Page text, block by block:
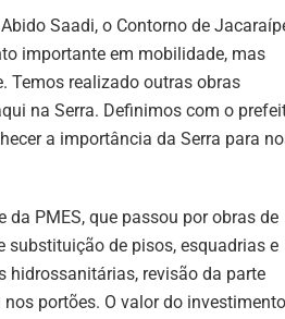
Saadi, o Contorno de
importante em mobilidade, mas
Temos realizado outras obras
na Serra. Definimos com o
a importância da Serra para
PMES, que passou por obras de
substituição de pisos, esquadrias e
revisão da parte
portões. O valor do